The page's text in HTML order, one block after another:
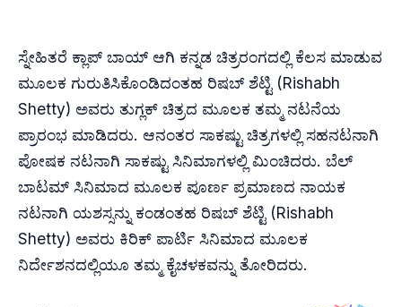
ಸ್ನೇಹಿತರೆ ಕ್ಲಾಪ್ ಬಾಯ್ ಆಗಿ ಕನ್ನಡ ಚಿತ್ರರಂಗದಲ್ಲಿ ಕೆಲಸ ಮಾಡುವ
ಮೂಲಕ ಗುರುತಿಸಿಕೊಂಡಿದಂತಹ ರಿಷಬ್ ಶೆಟ್ಟಿ (Rishabh
Shetty) ಅವರು ತುಗ್ಲಕ್ ಚಿತ್ರದ ಮೂಲಕ ತಮ್ಮ ನಟನೆಯ
ಪ್ರಾರಂಭ ಮಾಡಿದರು. ಆನಂತರ ಸಾಕಷ್ಟು ಚಿತ್ರಗಳಲ್ಲಿ ಸಹನಟನಾಗಿ
ಪೋಷಕ ನಟನಾಗಿ ಸಾಕಷ್ಟು ಸಿನಿಮಾಗಳಲ್ಲಿ ಮಿಂಚಿದರು. ಬೆಲ್
ಬಾಟಮ್ ಸಿನಿಮಾದ ಮೂಲಕ ಪೂರ್ಣ ಪ್ರಮಾಣದ ನಾಯಕ
ನಟನಾಗಿ ಯಶಸ್ಸನ್ನು ಕಂಡಂತಹ ರಿಷಬ್ ಶೆಟ್ಟಿ (Rishabh
Shetty) ಅವರು ಕಿರಿಕ್ ಪಾರ್ಟಿ ಸಿನಿಮಾದ ಮೂಲಕ
ನಿರ್ದೇಶನದಲ್ಲಿಯೂ ತಮ್ಮ ಕೈಚಳಕವನ್ನು ತೋರಿದರು.